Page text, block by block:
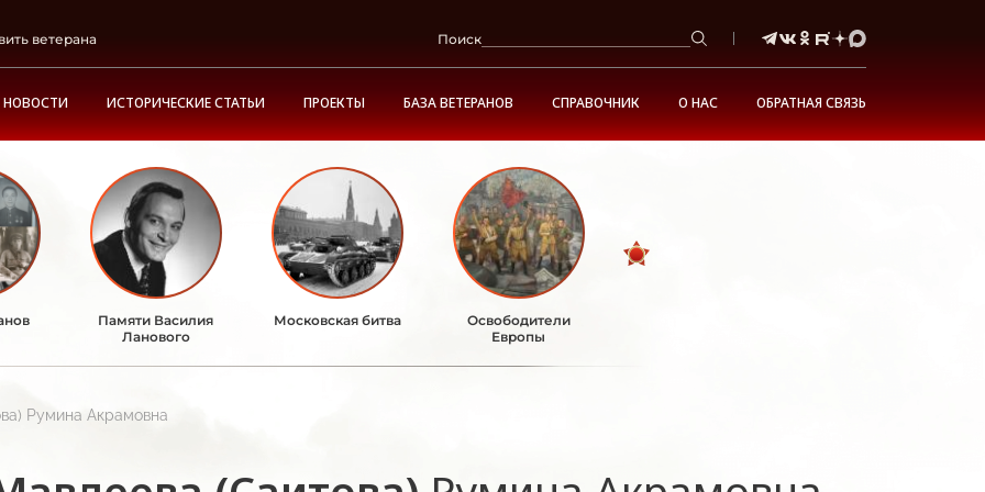
ветерана Поиск
НОВОСТИ ИСТОРИЧЕСКИЕ СТАТЬИ ПРОЕКТЫ БАЗА ВЕТЕРАНОВ СПРАВОЧНИК О НАС ОБРАТНАЯ СВЯЗЬ
Памяти Василия
Ланового
Московская битва
Освободители
Европы
Румина Акрамовна